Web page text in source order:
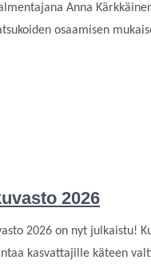
Anna
osaamisen
2026
2026 on nyt julkaistu!
kasvattajille käteen